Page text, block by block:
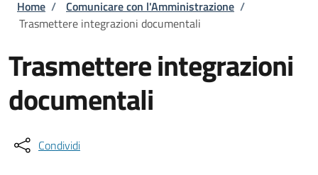
Home / Comunicare con l'Amministrazione /
Trasmettere integrazioni documentali
Trasmettere integrazioni
documentali
Condividi